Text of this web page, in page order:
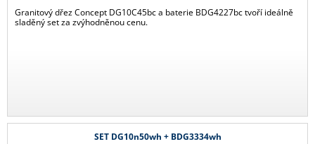
Granitový dřez Concept DG10C45bc a baterie BDG4227bc tvoří ideálně
sladěný set za zvýhodněnou cenu.
SET DG10n50wh + BDG3334wh